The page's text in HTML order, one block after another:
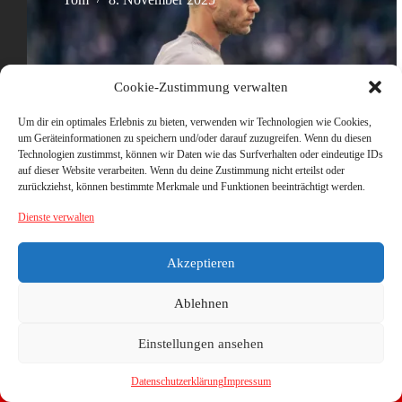
Cookie-Zustimmung verwalten
Um dir ein optimales Erlebnis zu bieten, verwenden wir Technologien wie Cookies,
um Geräteinformationen zu speichern und/oder darauf zuzugreifen. Wenn du diesen
Technologien zustimmst, können wir Daten wie das Surfverhalten oder eindeutige IDs
auf dieser Website verarbeiten. Wenn du deine Zustimmung nicht erteilst oder
zurückziehst, können bestimmte Merkmale und Funktionen beeinträchtigt werden.
Dienste verwalten
Akzeptieren
Ablehnen
Einstellungen ansehen
DatenschutzerklärungImpressum